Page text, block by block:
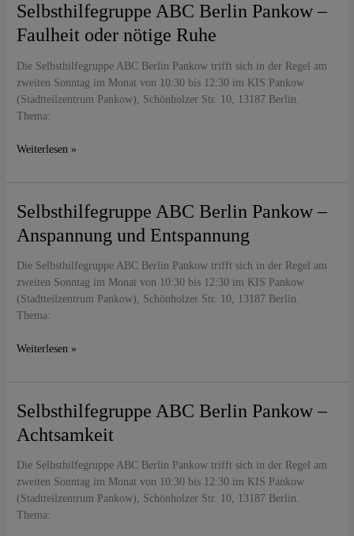
Selbsthilfegruppe ABC Berlin Pankow –
Faulheit oder nötige Ruhe
Die Selbsthilfegruppe ABC Berlin Pankow trifft sich in der Regel am
zweiten Sonntag im Monat von 10:30 bis 12:30 im KIS Pankow
(Stadtteilzentrum Pankow), Schönholzer Str. 10, 13187 Berlin.
Thema:
Selbsthilfegruppe
Berlin
–
Faulheit
oder
nötige
Weiterlesen »
Selbsthilfegruppe ABC Berlin Pankow –
Anspannung und Entspannung
Die Selbsthilfegruppe ABC Berlin Pankow trifft sich in der Regel am
zweiten Sonntag im Monat von 10:30 bis 12:30 im KIS Pankow
(Stadtteilzentrum Pankow), Schönholzer Str. 10, 13187 Berlin.
Thema:
Selbsthilfegruppe
Berlin
–
Anspannung
und
Entspannung
Weiterlesen »
Selbsthilfegruppe ABC Berlin Pankow –
Achtsamkeit
Die Selbsthilfegruppe ABC Berlin Pankow trifft sich in der Regel am
zweiten Sonntag im Monat von 10:30 bis 12:30 im KIS Pankow
(Stadtteilzentrum Pankow), Schönholzer Str. 10, 13187 Berlin.
Thema:
Selbsthilfegruppe
Berlin
–
Achtsamkeit